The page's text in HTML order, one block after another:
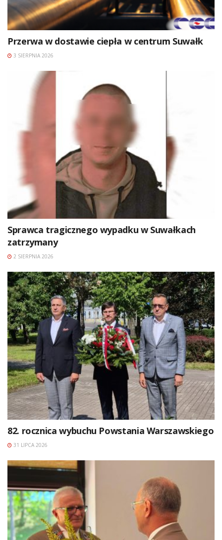
Przerwa w dostawie ciepła w centrum Suwałk
3 SIERPNIA 2026
Sprawca tragicznego wypadku w Suwałkach
zatrzymany
2 SIERPNIA 2026
82. rocznica wybuchu Powstania Warszawskiego
31 LIPCA 2026